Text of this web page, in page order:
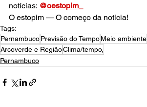
notícias: @oestopim_
O estopim — O começo da notícia!
Tags:
PernambucoPrevisão do TempoMeio ambiente
Arcoverde e RegiãoClima/tempo,
Pernambuco